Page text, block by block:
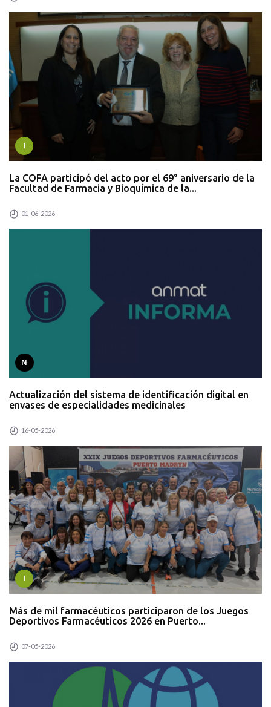
I
La COFA participó del acto por el 69° aniversario de la
Facultad de Farmacia y Bioquímica de la...
01-06-2026
N
Actualización del sistema de identificación digital en
envases de especialidades medicinales
16-05-2026
I
Más de mil farmacéuticos participaron de los Juegos
Deportivos Farmacéuticos 2026 en Puerto...
07-05-2026